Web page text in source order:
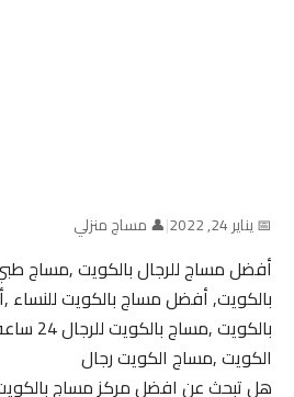
📅 يناير 24, 2022 |👤 مساج منزلي
أفضل مساج للرجال بالكويت ,مساج
بالكويت, أفضل مساج بالكويت للنساء
بالكويت ,مساج
الكويت ,مساج الكويت رجال
هل تبحث عن افضل مركز مساج بالكويت.